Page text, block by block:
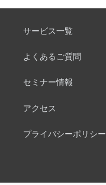
サービス一覧
よくあるご質問
セミナー情報
アクセス
プライバシーポリシー